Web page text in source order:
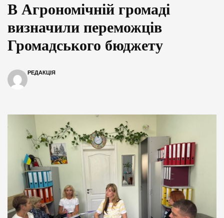
В Агрономічній громаді
визначили переможців
Громадського бюджету
РЕДАКЦІЯ